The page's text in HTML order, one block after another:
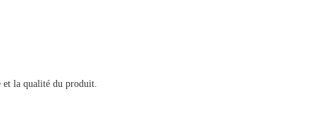
et la qualité du produit.